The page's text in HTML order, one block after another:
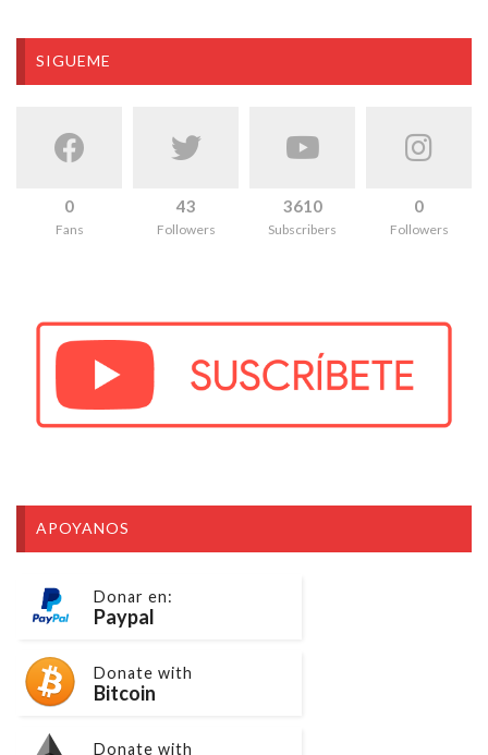
SIGUEME
0
Fans
43
Followers
3610
Subscribers
0
Followers
APOYANOS
Donar en:
Paypal
Donate with
Bitcoin
Donate with